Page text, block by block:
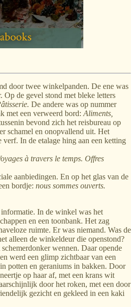
door twee winkelpanden. De ene was
Op de gevel stond met bleke letters
De andere was op nummer
met een verweerd bord: Aliments,
bevond zich het reisbureau op
schamel en onopvallend uit. Het
In de etalage hing aan een ketting
à travers le temps. Offres
aanbiedingen. En op het glas van de
bordje: nous sommes ouverts.
In de winkel was het
en een toonbank. Het zag
ruimte. Er was niemand. Was de
alleen de winkeldeur die openstond?
wennen. Daar opende
werd een glimp zichtbaar van een
potten en geraniums in bakken. Door
op haar af, met een krans wit
door het roken, met een door
gezicht en gekleed in een kaki